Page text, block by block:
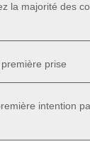
la majorité des
prise
intention